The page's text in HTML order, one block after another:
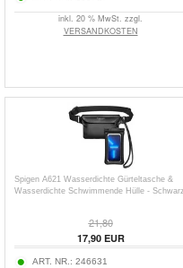
inkl. 20 % MwSt. zzgl.
VERSANDKOSTEN
Spigen A621 Wasserdichte Gürteltasche &
Wasserdichte Schwimmende Hülle - Schwarz
21,80
17,90EUR
ART. NR.: 246631